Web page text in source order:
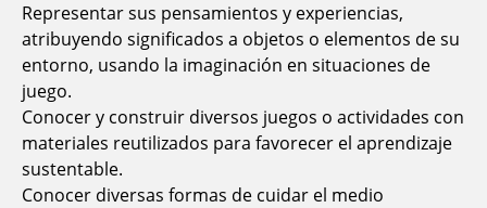
Representar sus pensamientos y experiencias,
atribuyendo significados a objetos o elementos de su
entorno, usando la imaginación en situaciones de
juego.
Conocer y construir diversos juegos o actividades con
materiales reutilizados para favorecer el aprendizaje
sustentable.
Conocer diversas formas de cuidar el medio